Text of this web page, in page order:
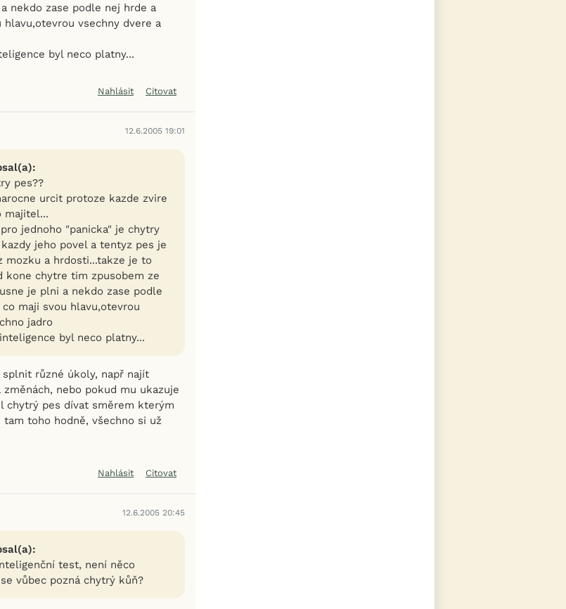
nekdo zase podle nej hrde a
vsechny dvere a
byl neco platny...
Nahlásit Citovat
12.6.2005 19:01
pes??
urcit protoze kazde zvire
majitel...
jednoho "panicka" je chytry
jeho povel a tentyz pes je
mozku a hrdosti...takze je to
kone chytre tim zpusobem ze
je plni a nekdo zase podle
maji svou hlavu,otevrou
jadro
byl neco platny...
různé úkoly, např najít
nebo pokud mu ukazuje
chytrý pes dívat směrem kterým
toho hodně, všechno si už
Nahlásit Citovat
12.6.2005 20:45
test, není něco
vůbec pozná chytrý kůň?